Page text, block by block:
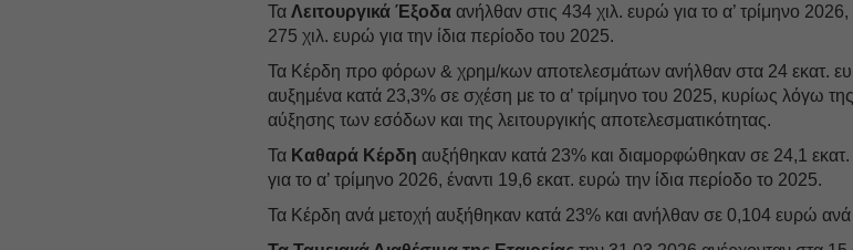
ΤαΛειτουργικά Έξοδα ανήλθαν στις 434 χιλ. ευρώ για το α’ τρίμηνο 2026,
275 χιλ. ευρώ για την ίδια περίοδο του 2025.
Τα Κέρδη προ φόρων & χρημ/κων αποτελεσμάτων ανήλθαν στα 24 εκατ.
αυξημένα κατά 23,3% σε σχέση με το α’ τρίμηνο του 2025, κυρίως λόγω της
αύξησης των εσόδων και της λειτουργικής αποτελεσματικότητας.
Τα Καθαρά Κέρδη αυξήθηκαν κατά 23% και διαμορφώθηκαν σε 24,1
για το α’ τρίμηνο 2026, έναντι 19,6 εκατ. ευρώ την ίδια περίοδο το 2025.
Τα Κέρδη ανά μετοχή αυξήθηκαν κατά 23% και ανήλθαν σε 0,104 ευρώ ανά